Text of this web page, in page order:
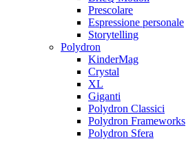
Prescolare
Espressione personale
Storytelling
Polydron
KinderMag
Crystal
XL
Giganti
Polydron Classici
Polydron Frameworks
Polydron Sfera